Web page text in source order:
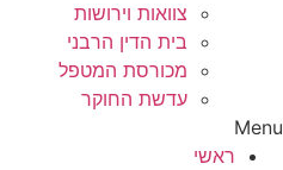
צוואות וירושות
בית הדין הרבני
מכורסת המטפל
עדשת החוקר
Menu
ראשי